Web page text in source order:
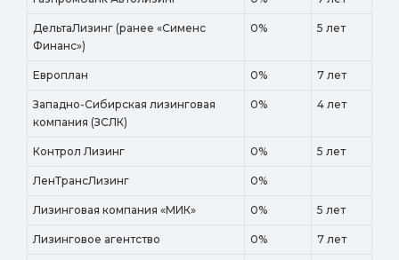
ДельтаЛизинг (ранее «Сименс
Финанс»)
0% 5 лет
Европлан 0% 7 лет
Западно-Сибирская лизинговая
компания (ЗСЛК)
0% 4 лет
Контрол Лизинг 0% 5 лет
ЛенТрансЛизинг 0%
Лизинговая компания «МИК» 0% 5 лет
Лизинговое агентство 0% 7 лет